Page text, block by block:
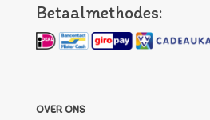
Betaalmethodes:
OVER ONS